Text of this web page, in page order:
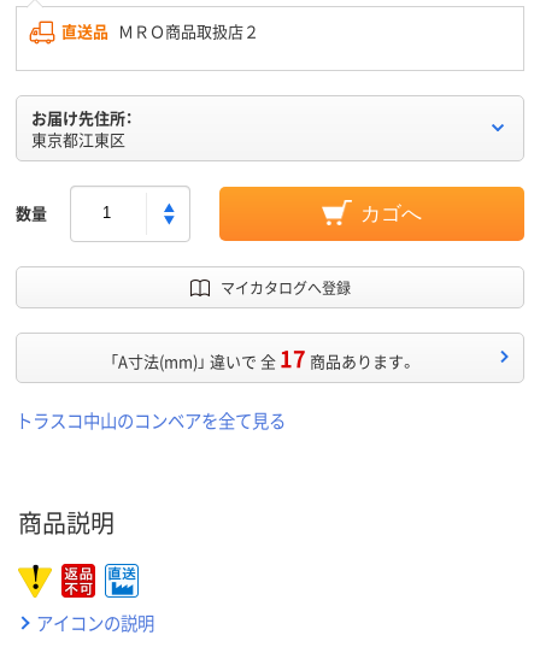
直送品 ＭＲＯ商品取扱店２
お届け先住所：
東京都江東区
数量 カゴへ
マイカタログへ登録
「A寸法(mm)」 違いで 全 17 商品あります。
トラスコ中山のコンベアを全て見る
商品説明
アイコンの説明